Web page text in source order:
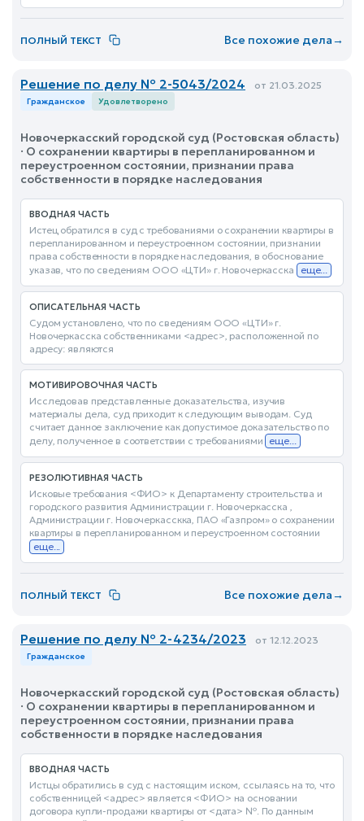
ПОЛНЫЙ ТЕКСТ Все похожие дела→
Решение по делу № 2-5043/2024 от 21.03.2025
Гражданское Удовлетворено
Новочеркасский городской суд (Ростовская область)
· О сохранении квартиры в перепланированном и
переустроенном состоянии, признании права
собственности в порядке наследования
ВВОДНАЯ ЧАСТЬ
Истец обратился в суд с требованиями о сохранении квартиры в
перепланированном и переустроенном состоянии, признании
права собственности в порядке наследования, в обоснование
указав, что по сведениям ООО «ЦТИ» г. Новочеркасска
еще...
ОПИСАТЕЛЬНАЯ ЧАСТЬ
Судом установлено, что по сведениям ООО «ЦТИ» г.
Новочеркасска собственниками <адрес>, расположенной по
адресу: являются
МОТИВИРОВОЧНАЯ ЧАСТЬ
Исследовав представленные доказательства, изучив
материалы дела, суд приходит к следующим выводам. Суд
считает данное заключение как допустимое доказательство по
делу, полученное в соответствии с требованиями еще...
РЕЗОЛЮТИВНАЯ ЧАСТЬ
Исковые требования <ФИО> к Департаменту строительства и
городского развития Администрации г. Новочеркасска ,
Администрации г. Новочеркасскка, ПАО «Газпром» о сохранении
квартиры в перепланированном и переустроенном состоянии
еще...
ПОЛНЫЙ ТЕКСТ Все похожие дела→
Решение по делу № 2-4234/2023 от 12.12.2023
Гражданское
Новочеркасский городской суд (Ростовская область)
· О сохранении квартиры в перепланированном и
переустроенном состоянии, признании права
собственности в порядке наследования
ВВОДНАЯ ЧАСТЬ
Истцы обратились в суд с настоящим иском, ссылаясь на то, что
собственницей <адрес> является <ФИО> на основании
договора купли-продажи квартиры от <дата> №. По данным